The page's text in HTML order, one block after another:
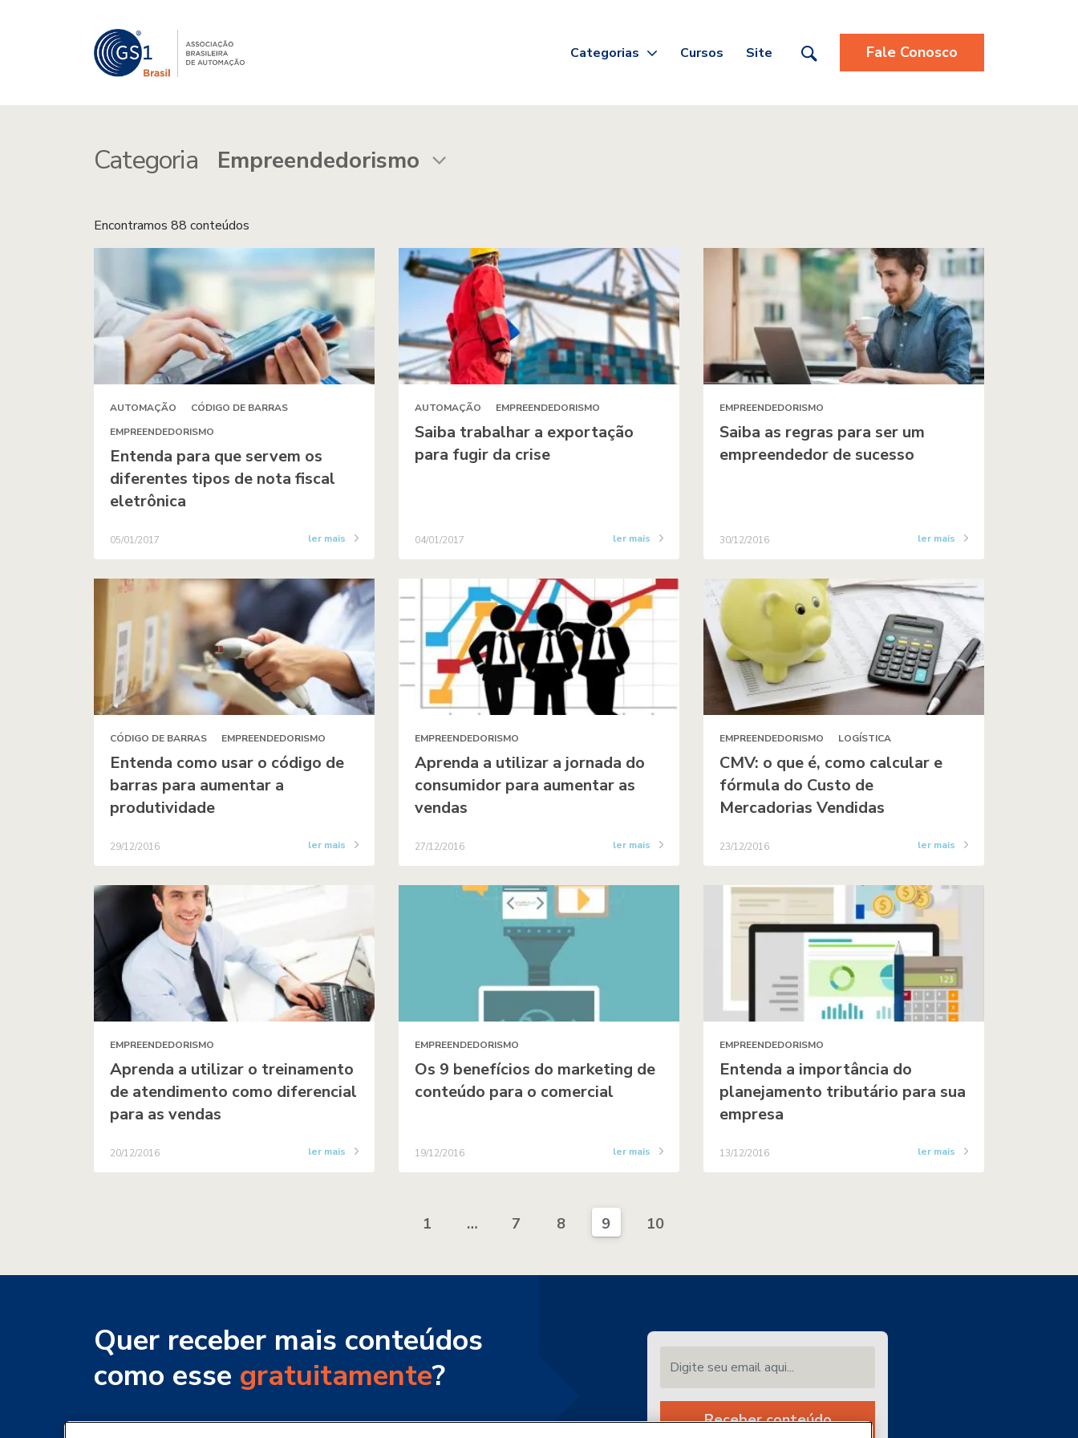
Categorias Cursos Site Fale Conosco
Categoria
Encontramos 88 conteúdos
AUTOMAÇÃO
CÓDIGO DE BARRAS
EMPREENDEDORISMO
Entenda para que servem os
diferentes tipos de nota fiscal
eletrônica
05/01/2017 ler mais
AUTOMAÇÃO EMPREENDEDORISMO
Saiba trabalhar a exportação
para fugir da crise
04/01/2017 ler mais
EMPREENDEDORISMO
Saiba as regras para ser um
empreendedor de sucesso
30/12/2016 ler mais
CÓDIGO DE BARRAS EMPREENDEDORISMO
Entenda como usar o código de
barras para aumentar a
produtividade
29/12/2016 ler mais
EMPREENDEDORISMO
Aprenda a utilizar a jornada do
consumidor para aumentar as
vendas
27/12/2016 ler mais
EMPREENDEDORISMO LOGÍSTICA
CMV: o que é, como calcular e
fórmula do Custo de
Mercadorias Vendidas
23/12/2016 ler mais
EMPREENDEDORISMO
Aprenda a utilizar o treinamento
de atendimento como diferencial
para as vendas
20/12/2016 ler mais
EMPREENDEDORISMO
Os 9 benefícios do marketing de
conteúdo para o comercial
19/12/2016 ler mais
EMPREENDEDORISMO
Entenda a importância do
planejamento tributário para sua
empresa
13/12/2016 ler mais
1 … 7 8 9 10
Quer receber mais conteúdos
como esse gratuitamente?
Cadastre-se para receber os nossos conteúdos por e- Receber conteúdo